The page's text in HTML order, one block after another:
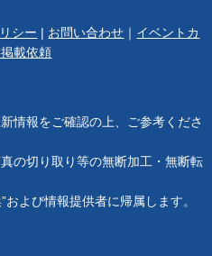
シー | お問い合わせ ｜ イベントカ
載依頼
情報をご確認の上、ご参考くださ
の切り取り等の無断加工・無断転
よび情報提供者に帰属します。